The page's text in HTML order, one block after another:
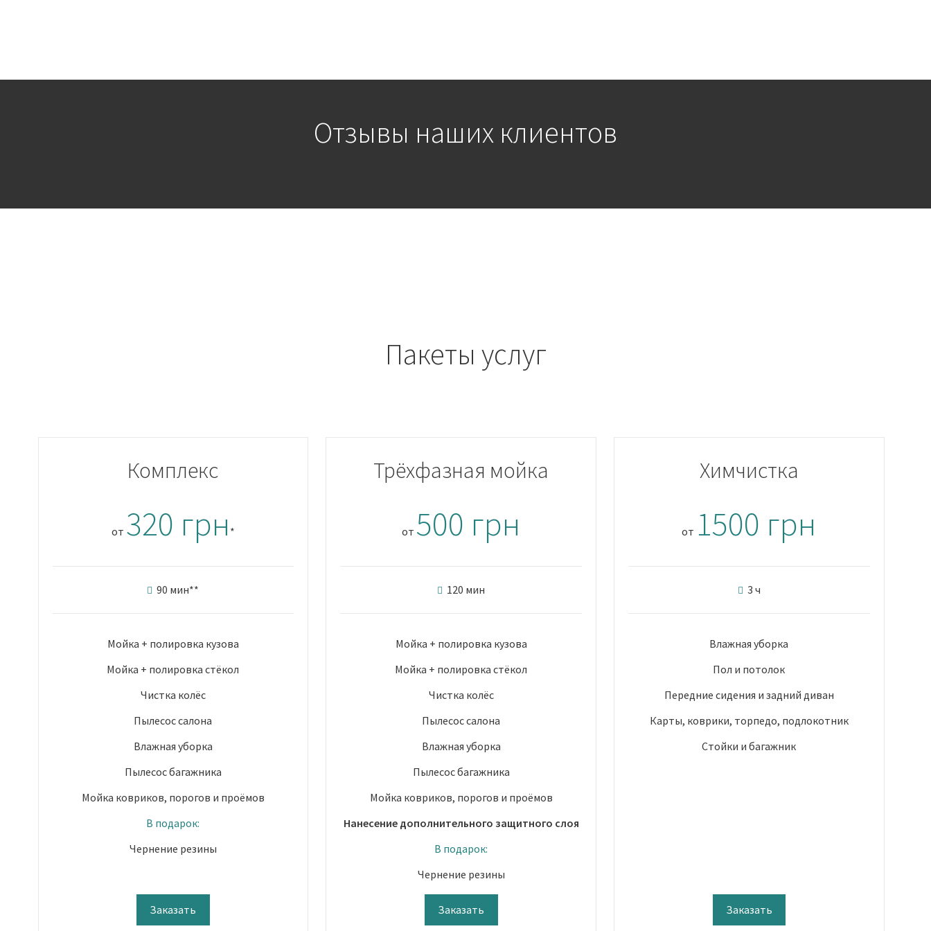
Отзывы наших клиентов
Пакеты услуг
Комплекс
от 320 грн *
90 мин**
Мойка + полировка кузова
Мойка + полировка стёкол
Чистка колёс
Пылесос салона
Влажная уборка
Пылесос багажника
Мойка ковриков, порогов и проёмов
В подарок:
Чернение резины
Заказать
Трёхфазная мойка
от 500 грн
120 мин
Мойка + полировка кузова
Мойка + полировка стёкол
Чистка колёс
Пылесос салона
Влажная уборка
Пылесос багажника
Мойка ковриков, порогов и проёмов
Нанесение дополнительного защитного слоя
В подарок:
Чернение резины
Заказать
Химчистка
от 1500 грн
3 ч
Влажная уборка
Пол и потолок
Передние сидения и задний диван
Карты, коврики, торпедо, подлокотник
Стойки и багажник
Заказать